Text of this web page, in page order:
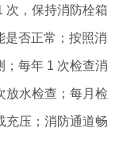
次，保持消防栓箱
是否正常；按照消
；每年 1 次检查消
放水检查；每月检
充压；消防通道畅